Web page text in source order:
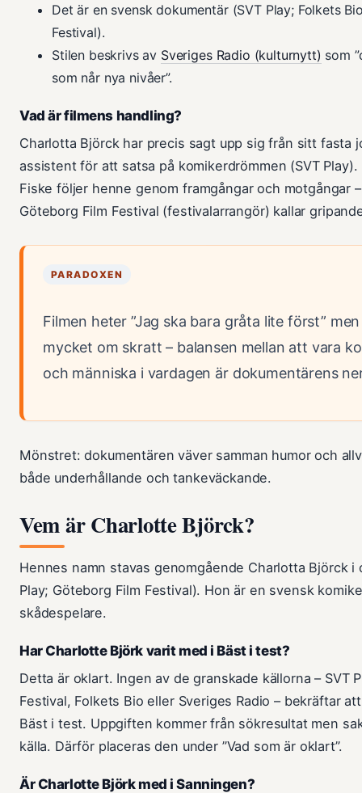
Det är en svensk dokumentär (SVT Play; Folkets
Festival).
Stilen beskrivs av Sveriges Radio (kulturnytt) som
som når nya nivåer”.
Vad är filmens handling?
Charlotta Björck har precis sagt upp sig från sitt fasta
assistent för att satsa på komikerdrömmen (SVT Play).
Fiske följer henne genom framgångar och motgångar
Göteborg Film Festival (festivalarrangör) kallar
PARADOXEN
Filmen heter ”Jag ska bara gråta lite först”
mycket om skratt – balansen mellan att vara
och människa i vardagen är dokumentärens
Mönstret: dokumentären väver samman humor och
både underhållande och tankeväckande.
Vem är Charlotte Björck?
Hennes namn stavas genomgående Charlotta Björck i
Play; Göteborg Film Festival). Hon är en svensk
skådespelare.
Har Charlotte Björk varit med i Bäst i test?
Detta är oklart. Ingen av de granskade källorna – SVT
Festival, Folkets Bio eller Sveriges Radio – bekräftar
Bäst i test. Uppgiften kommer från sökresultat men
källa. Därför placeras den under ”Vad som är oklart”.
Är Charlotte Björk med i Sanningen?